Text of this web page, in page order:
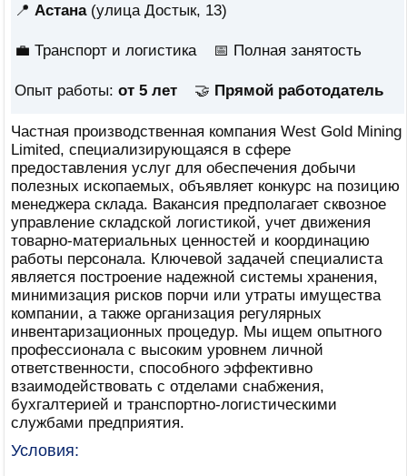
📍 Астана(улица Достык, 13)
💼 Транспорт и логистика 📅 Полная занятость
Опыт работы: от 5 лет 🤝 Прямой работодатель
Частная производственная компания West Gold Mining
Limited, специализирующаяся в сфере
предоставления услуг для обеспечения добычи
полезных ископаемых, объявляет конкурс на позицию
менеджера склада. Вакансия предполагает сквозное
управление складской логистикой, учет движения
товарно-материальных ценностей и координацию
работы персонала. Ключевой задачей специалиста
является построение надежной системы хранения,
минимизация рисков порчи или утраты имущества
компании, а также организация регулярных
инвентаризационных процедур. Мы ищем опытного
профессионала с высоким уровнем личной
ответственности, способного эффективно
взаимодействовать с отделами снабжения,
бухгалтерией и транспортно-логистическими
службами предприятия.
Условия: